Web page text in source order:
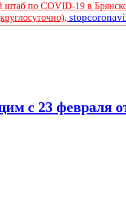
по COVID-19 в
с 23 февраля